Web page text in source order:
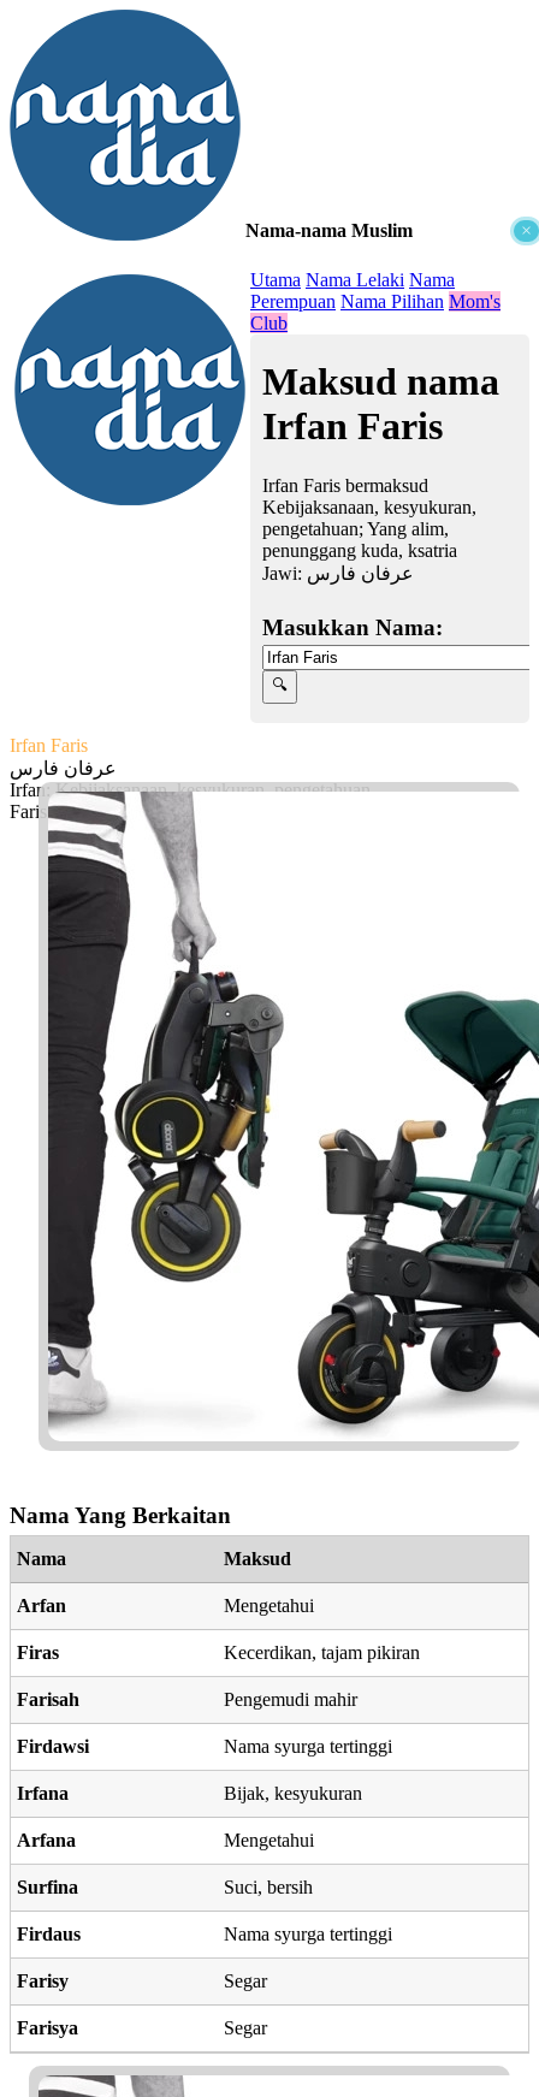
×
Nama-nama Muslim
Utama Nama Lelaki Nama
Perempuan Nama Pilihan Mom's
Club
Maksud nama
Irfan Faris
Irfan Faris bermaksud
Kebijaksanaan, kesyukuran,
pengetahuan; Yang alim,
penunggang kuda, ksatria
Jawi: عرفان فارس
Masukkan Nama:
Irfan Faris
عرفان فارس
Irfan: Kebijaksanaan, kesyukuran, pengetahuan
Faris: Yang alim, penunggang kuda, ksatria
Facebook
Nama Yang Berkaitan
Nama Maksud
Arfan Mengetahui
Firas Kecerdikan, tajam pikiran
Farisah Pengemudi mahir
Firdawsi Nama syurga tertinggi
Irfana Bijak, kesyukuran
Arfana Mengetahui
Surfina Suci, bersih
Firdaus Nama syurga tertinggi
Farisy Segar
Farisya Segar